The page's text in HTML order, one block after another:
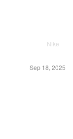
Nike
Sep 18, 2025